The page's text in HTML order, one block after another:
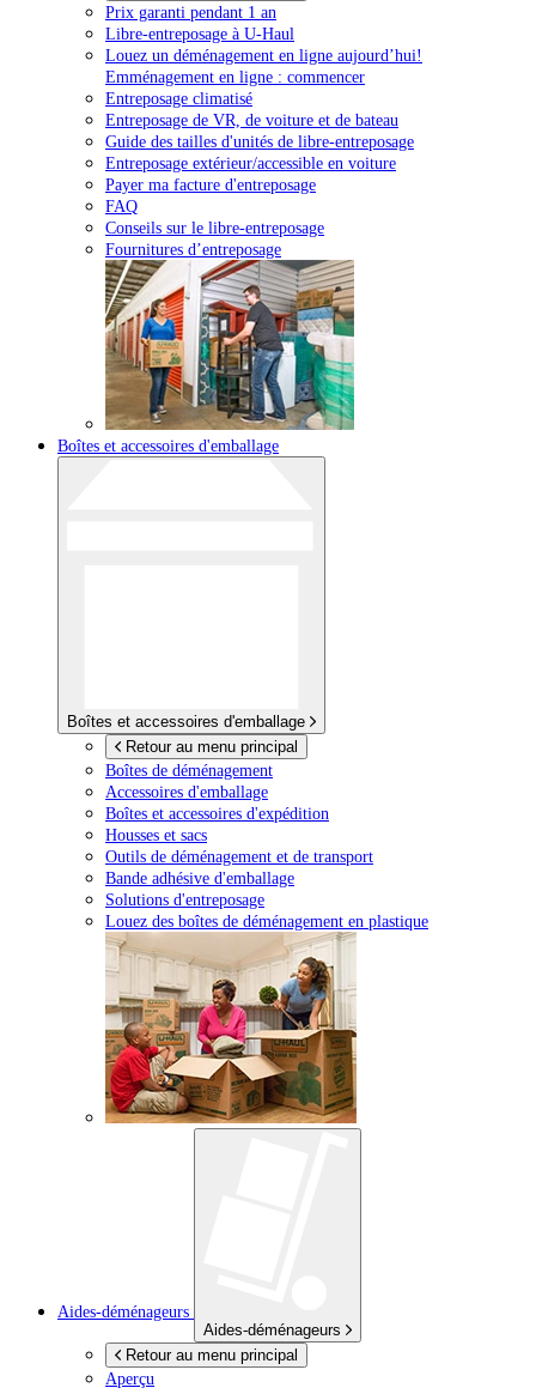
Prix garanti pendant 1 an
Libre-entreposage à U-Haul
Louez un déménagement en ligne aujourd’hui!
Emménagement en ligne : commencer
Entreposage climatisé
Entreposage de VR, de voiture et de bateau
Guide des tailles d'unités de libre-entreposage
Entreposage extérieur/accessible en voiture
Payer ma facture d'entreposage
FAQ
Conseils sur le libre-entreposage
Fournitures d’entreposage
Boîtes et accessoires d'emballage
Boîtes et accessoires d'emballage
Retour au menu principal
Boîtes de déménagement
Accessoires d'emballage
Boîtes et accessoires d'expédition
Housses et sacs
Outils de déménagement et de transport
Bande adhésive d'emballage
Solutions d'entreposage
Louez des boîtes de déménagement en plastique
Aides-déménageurs
Aides-déménageurs
Retour au menu principal
Aperçu